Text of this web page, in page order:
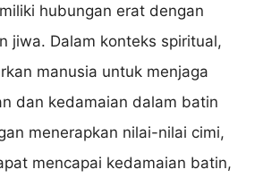
hubungan erat dengan
jiwa. Dalam konteks spiritual,
manusia untuk menjaga
dan kedamaian dalam batin
menerapkan nilai-nilai cimi,
mencapai kedamaian batin,